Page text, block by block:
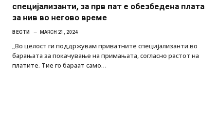
специјализанти, за прв пат е обезбедена плата
за нив во негово време
ВЕСТИ MARCH 21, 2024
„Во целост ги поддржувам приватните специјализанти во
барањата за покачување на примањата, согласно растот на
платите. Тие го бараат само…